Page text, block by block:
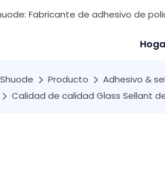
Fabricante de adhesivo de
Shuode Producto Adhesivo &
Calidad de calidad Glass Sellant